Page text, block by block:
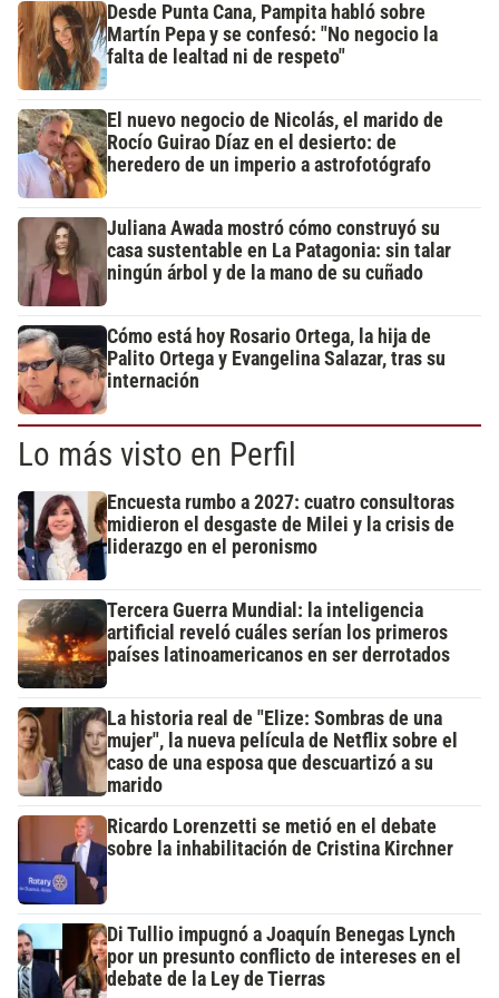
Desde Punta Cana, Pampita habló sobre
Martín Pepa y se confesó: "No negocio la
falta de lealtad ni de respeto"
El nuevo negocio de Nicolás, el marido de
Rocío Guirao Díaz en el desierto: de
heredero de un imperio a astrofotógrafo
Juliana Awada mostró cómo construyó su
casa sustentable en La Patagonia: sin talar
ningún árbol y de la mano de su cuñado
Cómo está hoy Rosario Ortega, la hija de
Palito Ortega y Evangelina Salazar, tras su
internación
Lo más visto en Perfil
Encuesta rumbo a 2027: cuatro consultoras
midieron el desgaste de Milei y la crisis de
liderazgo en el peronismo
Tercera Guerra Mundial: la inteligencia
artificial reveló cuáles serían los primeros
países latinoamericanos en ser derrotados
La historia real de "Elize: Sombras de una
mujer", la nueva película de Netflix sobre el
caso de una esposa que descuartizó a su
marido
Ricardo Lorenzetti se metió en el debate
sobre la inhabilitación de Cristina Kirchner
Di Tullio impugnó a Joaquín Benegas Lynch
por un presunto conflicto de intereses en el
debate de la Ley de Tierras